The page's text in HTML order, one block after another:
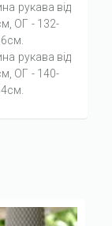
рукава від
ОГ - 132-
рукава від
ОГ - 140-